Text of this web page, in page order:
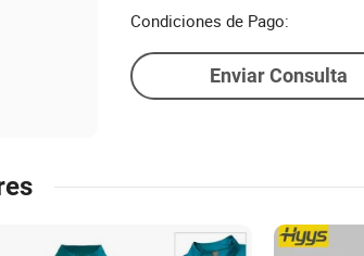
Condiciones de Pago:
Enviar Consulta